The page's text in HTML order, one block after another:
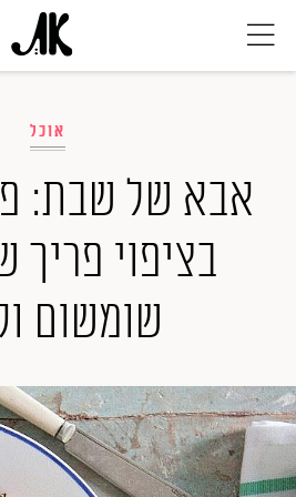
אופנה
ביוטי
סלבס
ערוצים
המגזין
אוכל
אבא של שבת:
בציפוי פריך
שומשום